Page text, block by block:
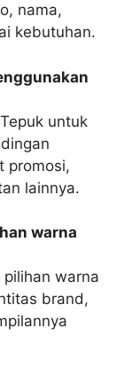
nama,
kebutuhan.
untuk
promosi,
lainnya.
warna
warna
brand,